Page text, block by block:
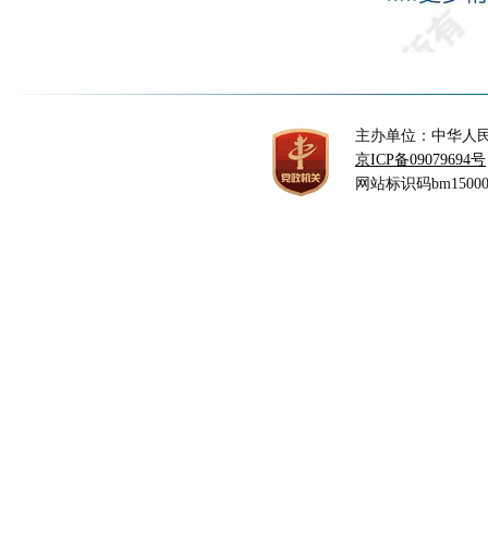
主办单位：中华人
京ICP备09079694号
网站标识码